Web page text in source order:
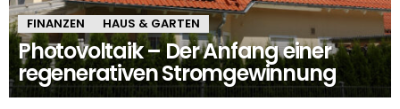
FINANZEN HAUS & GARTEN
Photovoltaik – Der Anfang einer
regenerativen Stromgewinnung